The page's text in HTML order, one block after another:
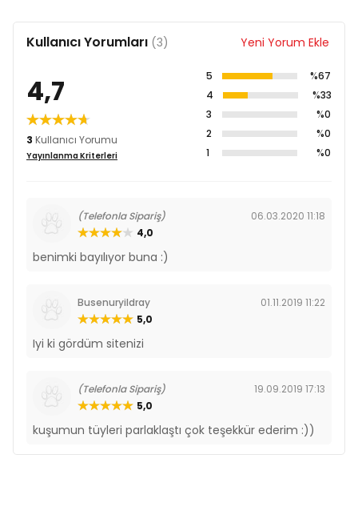
Kullanıcı Yorumları (3) Yeni Yorum Ekle
4,7
3 Kullanıcı Yorumu
Yayınlanma Kriterleri
5
%67
4
%33
3
%0
2
%0
1
%0
(Telefonla Sipariş)
06.03.2020 11:18
4,0
benimki bayılıyor buna :)
Busenuryildray
01.11.2019 11:22
5,0
Iyi ki gördüm sitenizi
(Telefonla Sipariş)
19.09.2019 17:13
5,0
kuşumun tüyleri parlaklaştı çok teşekkür ederim :))